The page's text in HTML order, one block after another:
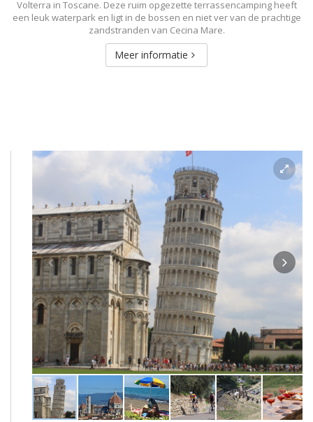
Volterra in Toscane. Deze ruim opgezette terrassencamping heeft
een leuk waterpark en ligt in de bossen en niet ver van de prachtige
zandstranden van Cecina Mare.
Meer informatie